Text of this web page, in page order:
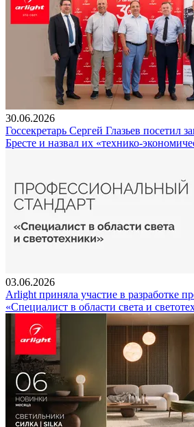
30.06.2026
Госсекретарь Сергей Глазьев посетил
Бресте и назвал их «технико-
03.06.2026
Arlight приняла участие в разработке
«Специалист в области света и